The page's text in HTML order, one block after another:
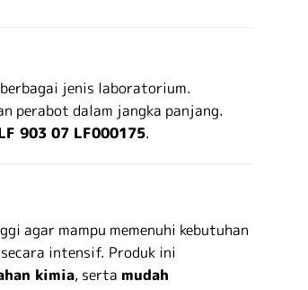
jenis laboratorium.
perabot dalam jangka panjang.
903 07 LF000175.
agar mampu memenuhi kebutuhan
intensif. Produk ini
kimia, serta mudah